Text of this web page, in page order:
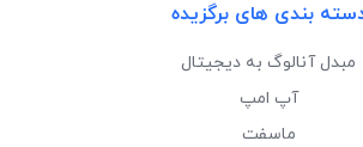
بندی های برگزیده
مبدل آنالوگ به دیجیتال
آپ امپ
ماسفت